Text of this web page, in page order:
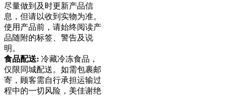
尽量做到及时更新产品信
息，但请以收到实物为准。
使用产品前，请始终阅读产
品随附的标签、警告及说
明。
食品配送: 冷藏冷冻食品，
仅限同城配送。如需包裹邮
寄，顾客需自行承担运输过
程中的一切风险，美佳谢绝